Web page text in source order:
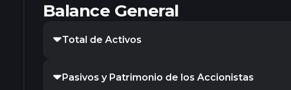
Balance General
Total de Activos
Pasivos y Patrimonio de los Accionistas